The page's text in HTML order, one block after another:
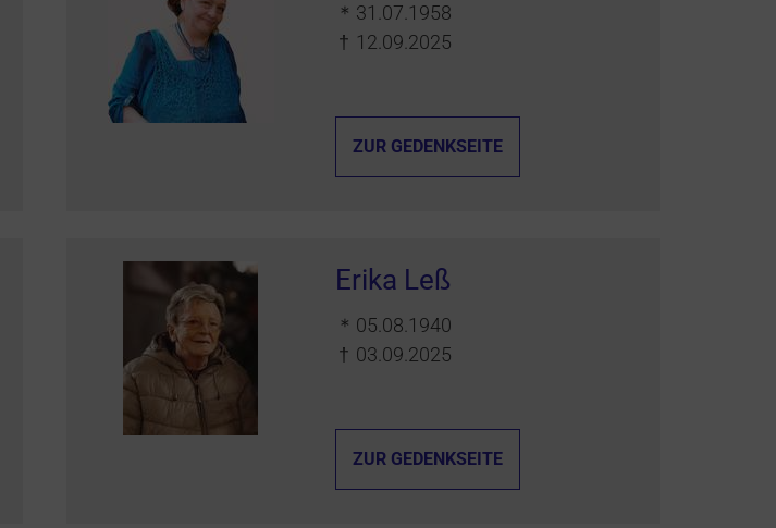
＊ 31.07.1958
† 12.09.2025
ZUR GEDENKSEITE
Erika Leß
＊ 05.08.1940
† 03.09.2025
ZUR GEDENKSEITE